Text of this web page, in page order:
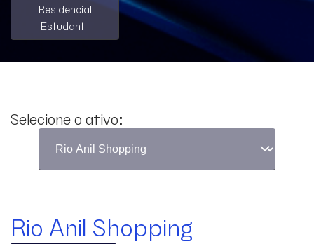
Residencial
Estudantil
Selecione o ativo:
Rio Anil Shopping